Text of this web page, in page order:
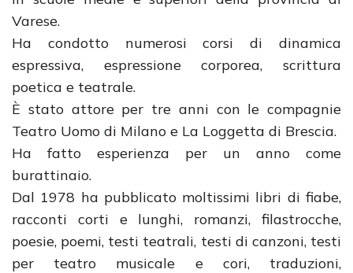
Varese.
Ha condotto numerosi corsi di dinamica
espressiva, espressione corporea, scrittura
poetica e teatrale.
È stato attore per tre anni con le compagnie
Teatro Uomo di Milano e La Loggetta di Brescia.
Ha fatto esperienza per un anno come
burattinaio.
Dal 1978 ha pubblicato moltissimi libri di fiabe,
racconti corti e lunghi, romanzi, filastrocche,
poesie, poemi, testi teatrali, testi di canzoni, testi
per teatro musicale e cori, traduzioni,